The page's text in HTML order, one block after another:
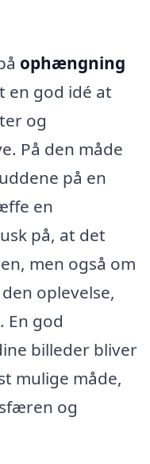
ophængning
en god idé at
og
På den måde
på en
en
på, at det
men også om
oplevelse,
god
billeder bliver
mulige måde,
og